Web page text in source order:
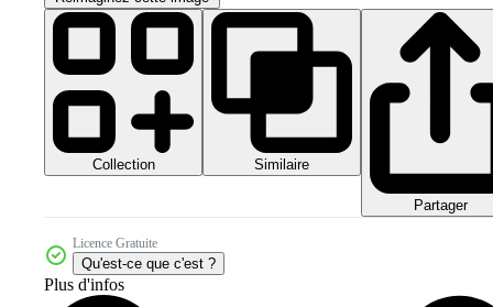
Collection Similaire
Partager
Licence Gratuite
Qu'est-ce que c'est ?
Plus d'infos